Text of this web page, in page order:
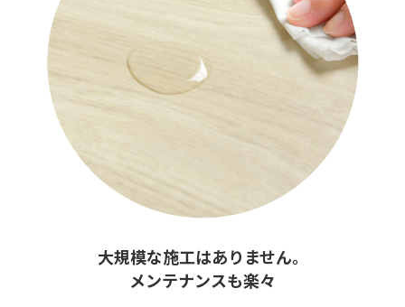
大規模な施工はありません。
メンテナンスも楽々